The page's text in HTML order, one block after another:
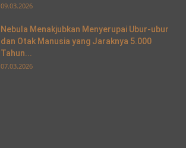
09.03.2026
Nebula Menakjubkan Menyerupai Ubur-ubur
dan Otak Manusia yang Jaraknya 5.000
Tahun...
07.03.2026